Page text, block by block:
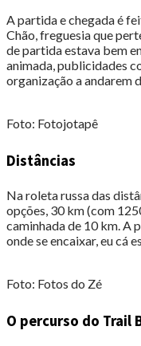
A partida e chegada é
Chão, freguesia que
de partida estava bem
animada, publicidades
organização a andarem
Foto: Fotojotapê
Distâncias
Na roleta russa das
opções, 30 km (com
caminhada de 10 km. A
onde se encaixar, eu cá
Foto: Fotos do Zé
O percurso do Trail